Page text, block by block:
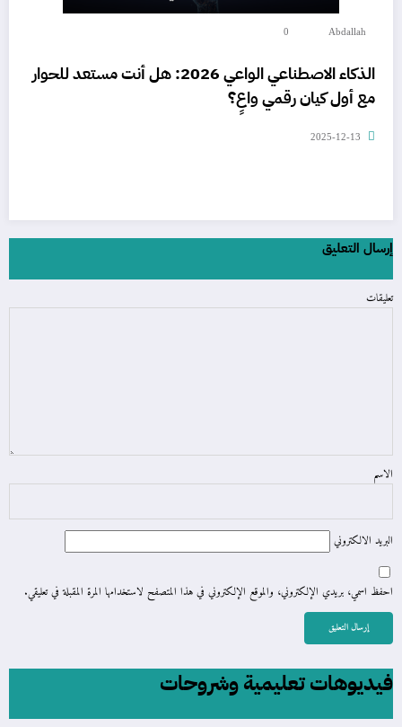
Abdallah
0
الذكاء الاصطناعي الواعي 2026: هل أنت مستعد للحوار
مع أول كيان رقمي واعٍ؟
2025-12-13
إرسال التعليق
تعليقات
الاسم
البريد الالكتروني
احفظ اسمي، بريدي الإلكتروني، والموقع الإلكتروني في هذا المتصفح لاستخدامها المرة المقبلة في تعليقي.
فيديوهات تعليمية وشروحات